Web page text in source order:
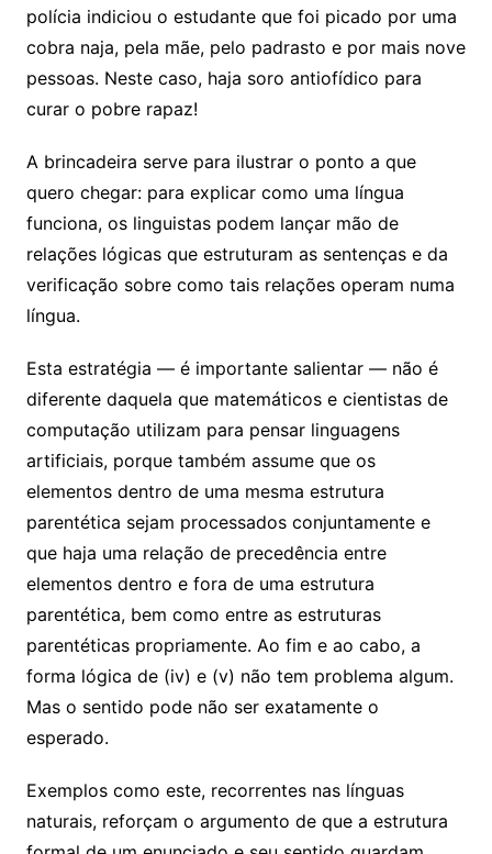
polícia indiciou o estudante que foi picado por uma
cobra naja, pela mãe, pelo padrasto e por mais nove
pessoas. Neste caso, haja soro antiofídico para
curar o pobre rapaz!
A brincadeira serve para ilustrar o ponto a que
quero chegar: para explicar como uma língua
funciona, os linguistas podem lançar mão de
relações lógicas que estruturam as sentenças e da
verificação sobre como tais relações operam numa
língua.
Esta estratégia — é importante salientar — não é
diferente daquela que matemáticos e cientistas de
computação utilizam para pensar linguagens
artificiais, porque também assume que os
elementos dentro de uma mesma estrutura
parentética sejam processados conjuntamente e
que haja uma relação de precedência entre
elementos dentro e fora de uma estrutura
parentética, bem como entre as estruturas
parentéticas propriamente. Ao fim e ao cabo, a
forma lógica de (iv) e (v) não tem problema algum.
Mas o sentido pode não ser exatamente o
esperado.
Exemplos como este, recorrentes nas línguas
naturais, reforçam o argumento de que a estrutura